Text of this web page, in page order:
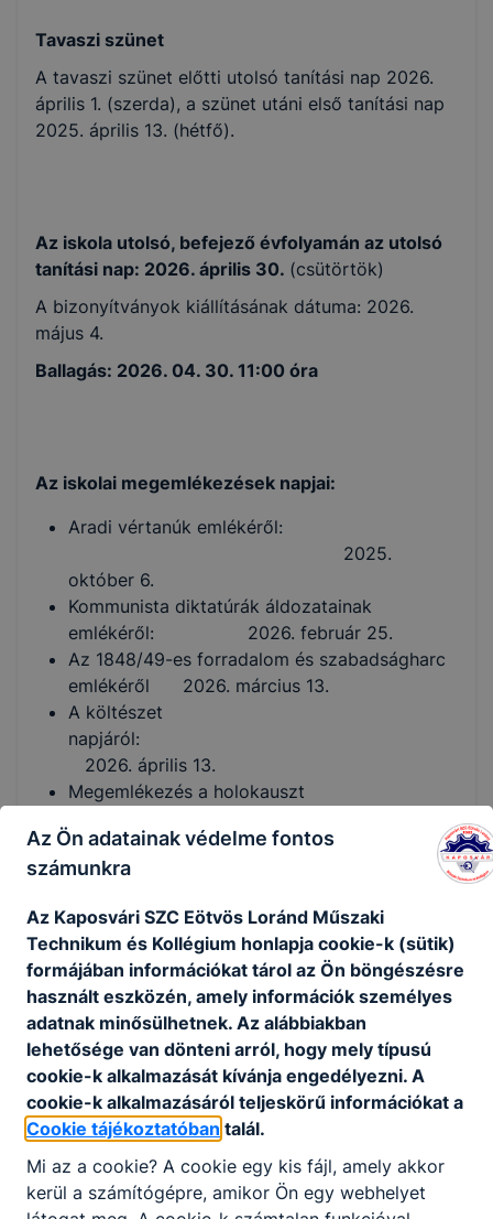
Tavaszi szünet
A tavaszi szünet előtti utolsó tanítási nap 2026.
április 1. (szerda), a szünet utáni első tanítási nap
2025. április 13. (hétfő).
Az iskola utolsó, befejező évfolyamán az utolsó
tanítási nap: 2026. április 30. (csütörtök)
A bizonyítványok kiállításának dátuma: 2026.
május 4.
Ballagás: 2026. 04. 30. 11:00 óra
Az iskolai megemlékezések napjai:
Aradi vértanúk emlékéről:
2025.
október 6.
Kommunista diktatúrák áldozatainak
emlékéről: 2026. február 25.
Az 1848/49-es forradalom és szabadságharc
emlékéről 2026. március 13.
A költészet
napjáról:
2026. április 13.
Megemlékezés a holokauszt
Nemzeti összetartozás
napja: 2026.
Vizsgák rendje:
Közép- és emelt szintű írásbeli érettségi
vizsgák: 2026. május 4–22.
Emelt szintű szóbeli érettségi
vizsgák: 2026. június 3–
10.
Középszintű szóbeli érettségi
vizsgák: 2026. június 15–
július 1.
Az Ön adatainak védelme fontos
számunkra
Az Kaposvári SZC Eötvös Loránd Műszaki
Technikum és Kollégium honlapja cookie-k (sütik)
formájában információkat tárol az Ön böngészésre
használt eszközén, amely információk személyes
adatnak minősülhetnek. Az alábbiakban
lehetősége van dönteni arról, hogy mely típusú
cookie-k alkalmazását kívánja engedélyezni. A
cookie-k alkalmazásáról teljeskörű információkat a
Cookie tájékoztatóban talál.
Mi az a cookie? A cookie egy kis fájl, amely akkor
kerül a számítógépre, amikor Ön egy webhelyet